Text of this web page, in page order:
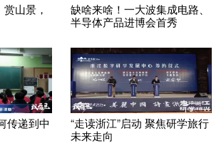
山景，
缺啥来啥！一大波集成电路、
半导体产品进博会首秀
传递到中
“走读浙江”启动 聚焦研学旅行
未来走向